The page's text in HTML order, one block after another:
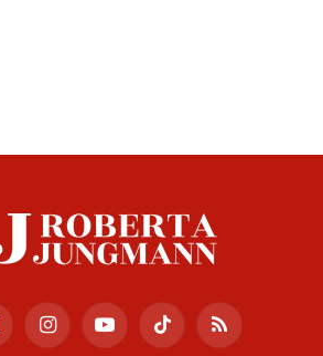
InstagramYouTubeTikTok RSS